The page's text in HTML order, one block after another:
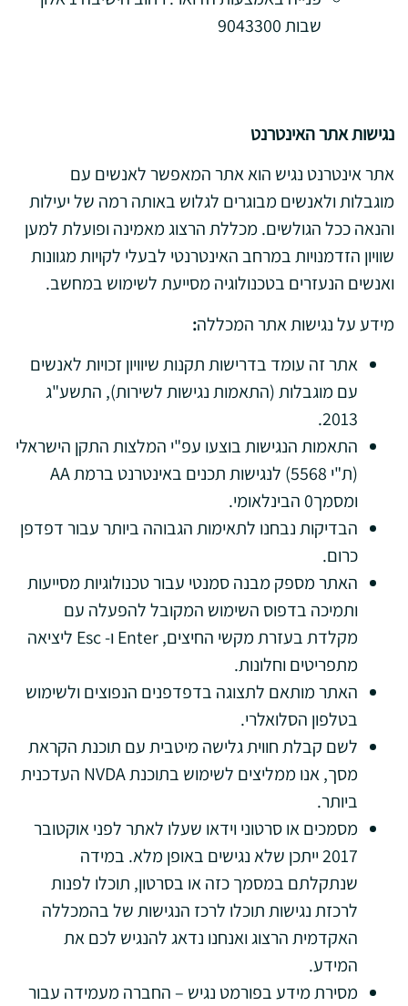
שבות 9043300
נגישות אתר האינטרנט
אתר אינטרנט נגיש הוא אתר המאפשר לאנשים עם
מוגבלות ולאנשים מבוגרים לגלוש באותה רמה של יעילות
והנאה ככל הגולשים. מכללת הרצוג מאמינה ופועלת למען
שוויון הזדמנויות במרחב האינטרנטי לבעלי לקויות מגוונות
ואנשים הנעזרים בטכנולוגיה מסייעת לשימוש במחשב.
מידע על נגישות אתר המכללה:
אתר זה עומד בדרישות תקנות שיוויון זכויות לאנשים
עם מוגבלות (התאמות נגישות לשירות), התשע"ג
2013.
התאמות הנגישות בוצעו עפ"י המלצות התקן הישראלי
(ת"י 5568) לנגישות תכנים באינטרנט ברמת AA
ומסמך0 הבינלאומי.
הבדיקות נבחנו לתאימות הגבוהה ביותר עבור דפדפן
כרום.
האתר מספק מבנה סמנטי עבור טכנולוגיות מסייעות
ותמיכה בדפוס השימוש המקובל להפעלה עם
מקלדת בעזרת מקשי החיצים, Enter ו- Esc ליציאה
מתפריטים וחלונות.
האתר מותאם לתצוגה בדפדפנים הנפוצים ולשימוש
בטלפון הסלואלרי.
לשם קבלת חווית גלישה מיטבית עם תוכנת הקראת
מסך, אנו ממליצים לשימוש בתוכנת NVDA העדכנית
ביותר.
מסמכים או סרטוני וידאו שעלו לאתר לפני אוקטובר
2017 ייתכן שלא נגישים באופן מלא. במידה
שנתקלתם במסמך כזה או בסרטון, תוכלו לפנות
לרכזת נגישות תוכלו לרכז הנגישות של בהמכללה
האקדמית הרצוג ואנחנו נדאג להנגיש לכם את
המידע.
מסירת מידע בפורמט נגיש – החברה מעמידה עבור